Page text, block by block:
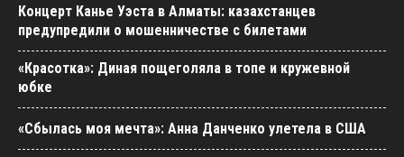
Концерт Канье Уэста в Алматы: казахстанцев
предупредили о мошенничестве с билетами
«Красотка»: Диная пощеголяла в топе и кружевной
юбке
«Сбылась моя мечта»: Анна Данченко улетела в США